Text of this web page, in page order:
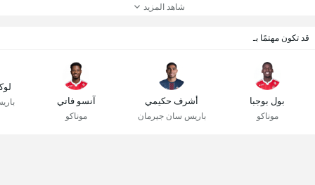
شاهد المزيد
قد تكون مهتمًا بـ
بول بوجبا
موناكو
أشرف حكيمي
باريس سان جيرمان
آنسو فاتي
موناكو